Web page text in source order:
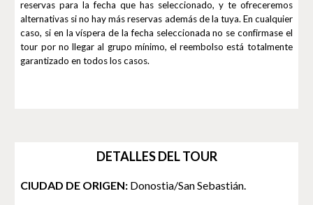
reservas para la fecha que has seleccionado, y te ofreceremos
alternativas si no hay más reservas además de la tuya. En cualquier
caso, si en la víspera de la fecha seleccionada no se confirmase el
tour por no llegar al grupo mínimo, el reembolso está totalmente
garantizado en todos los casos.
DETALLES DEL TOUR
CIUDAD DE ORIGEN: Donostia/San Sebastián.